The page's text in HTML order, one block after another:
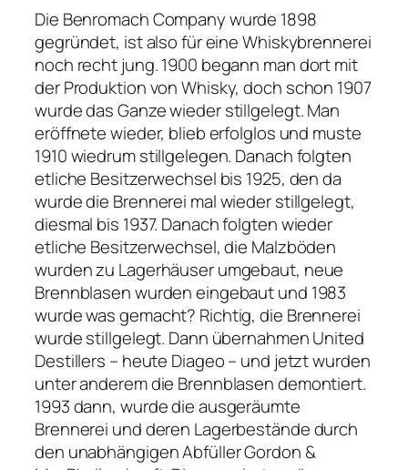
Die Benromach Company wurde 1898
gegründet, ist also für eine Whiskybrennerei
noch recht jung. 1900 begann man dort mit
der Produktion von Whisky, doch schon 1907
wurde das Ganze wieder stillgelegt. Man
eröffnete wieder, blieb erfolglos und muste
1910 wiedrum stillgelegen. Danach folgten
etliche Besitzerwechsel bis 1925, den da
wurde die Brennerei mal wieder stillgelegt,
diesmal bis 1937. Danach folgten wieder
etliche Besitzerwechsel, die Malzböden
wurden zu Lagerhäuser umgebaut, neue
Brennblasen wurden eingebaut und 1983
wurde was gemacht? Richtig, die Brennerei
wurde stillgelegt. Dann übernahmen United
Destillers – heute Diageo – und jetzt wurden
unter anderem die Brennblasen demontiert.
1993 dann, wurde die ausgeräumte
Brennerei und deren Lagerbestände durch
den unabhängigen Abfüller Gordon &